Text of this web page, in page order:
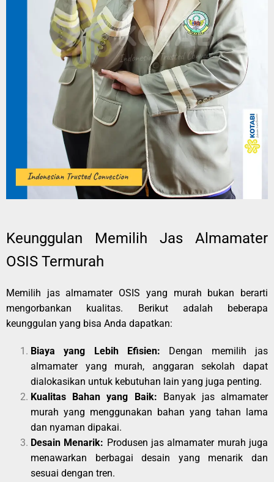
Keunggulan Memilih Jas Almamater
OSIS Termurah
Memilih jas almamater OSIS yang murah bukan berarti
mengorbankan kualitas. Berikut adalah beberapa
keunggulan yang bisa Anda dapatkan:
Biaya yang Lebih Efisien: Dengan memilih jas
almamater yang murah, anggaran sekolah dapat
dialokasikan untuk kebutuhan lain yang juga penting.
Kualitas Bahan yang Baik: Banyak jas almamater
murah yang menggunakan bahan yang tahan lama
dan nyaman dipakai.
Desain Menarik: Produsen jas almamater murah juga
menawarkan berbagai desain yang menarik dan
sesuai dengan tren.